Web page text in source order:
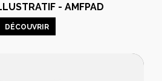
- AMFPAD
DÉCOUVRIR